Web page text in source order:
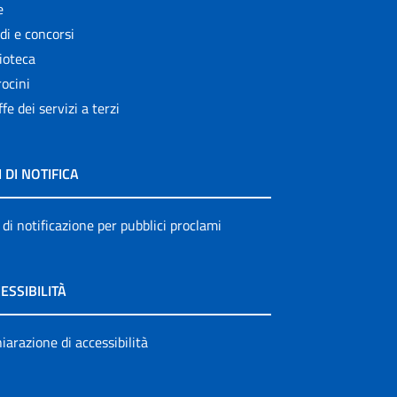
e concorsi
dei servizi a terzi
DI NOTIFICA
notificazione per pubblici proclami
di accessibilità